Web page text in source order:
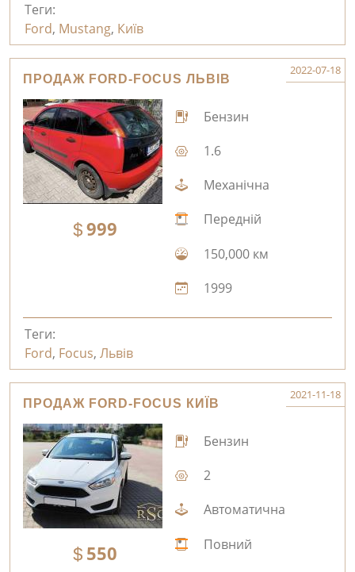
Теги:
Ford, Mustang, Київ
ПРОДАЖ FORD-FOCUS ЛЬВІВ
2022-07-18
999
Бензин
1.6
Механічна
Передній
150,000 км
1999
Теги:
Ford, Focus, Львів
ПРОДАЖ FORD-FOCUS КИЇВ
2021-11-18
550
Бензин
2
Автоматична
Повний